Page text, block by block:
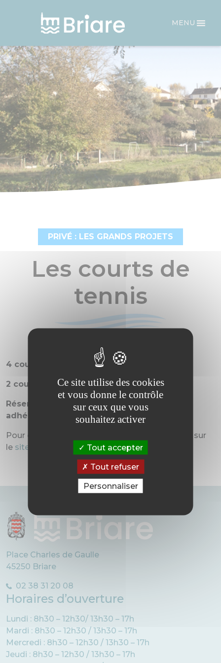
MENU
PRIVÉ : LES GRANDS PROJETS
Les courts de
tennis
4 courts extérieurs
2 courts couverts
Réservations des courts pour les non-
adhérents
au club de tennis :
Pour contacter le
rendez-vous sur
le site internet du Tennis Club de Briare
Place Charles de Gaulle
45250 Briare
02 38 31 20 08
Horaires d’ouverture
Lundi : 8h30 – 12h30/ 13h30 – 17h
Mardi : 8h30 – 12h30 / 13h30 – 17h
Mercredi : 8h30 – 12h30 / 13h30 – 17h
Jeudi : 8h30 – 12h30 / 13h30 – 17h
Ce site utilise des cookies
et vous donne le contrôle
sur ceux que vous
souhaitez activer
Tout accepter
Tout refuser
Personnaliser